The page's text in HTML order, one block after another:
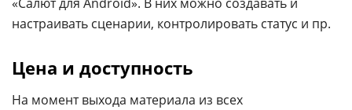
настраивать сценарии, контролировать статус и пр.
Цена и доступность
На момент выхода материала из всех